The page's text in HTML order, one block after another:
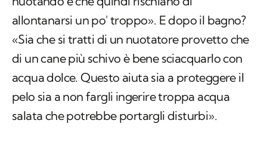
allontanarsi un po' troppo». E dopo il bagno?
«Sia che si tratti di un nuotatore provetto che
di un cane più schivo è bene sciacquarlo con
acqua dolce. Questo aiuta sia a proteggere il
pelo sia a non fargli ingerire troppa acqua
salata che potrebbe portargli disturbi».